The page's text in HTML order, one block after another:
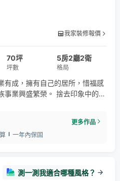
我家裝修報價
70坪
坪數
5房2廳2衛
格局
有成，擁有自己的居所，惜福感
事業興盛繁榮。 捨去印象中的古
者以簡約層次線條及金色元素豐
靜奢華質感，牆面佐以淡粉藍，
更多作品
一年內保固
測一測我適合哪種風格？